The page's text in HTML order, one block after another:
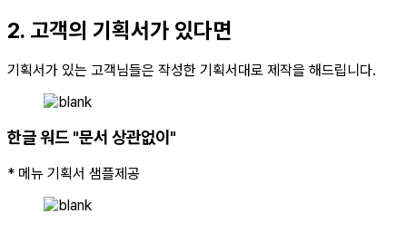
2. 고객의 기획서가 있다면
기획서가 있는 고객님들은 작성한 기획서대로 제작을 해드립니다.
한글 워드 "문서 상관없이"
* 메뉴 기획서 샘플제공